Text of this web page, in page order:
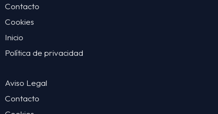
Contacto
Cookies
Inicio
Política de privacidad
Aviso Legal
Contacto